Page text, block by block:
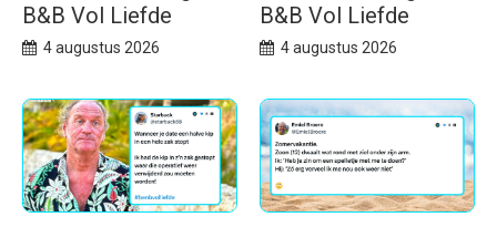
B&B Vol Liefde
4 augustus 2026
B&B Vol Liefde
4 augustus 2026